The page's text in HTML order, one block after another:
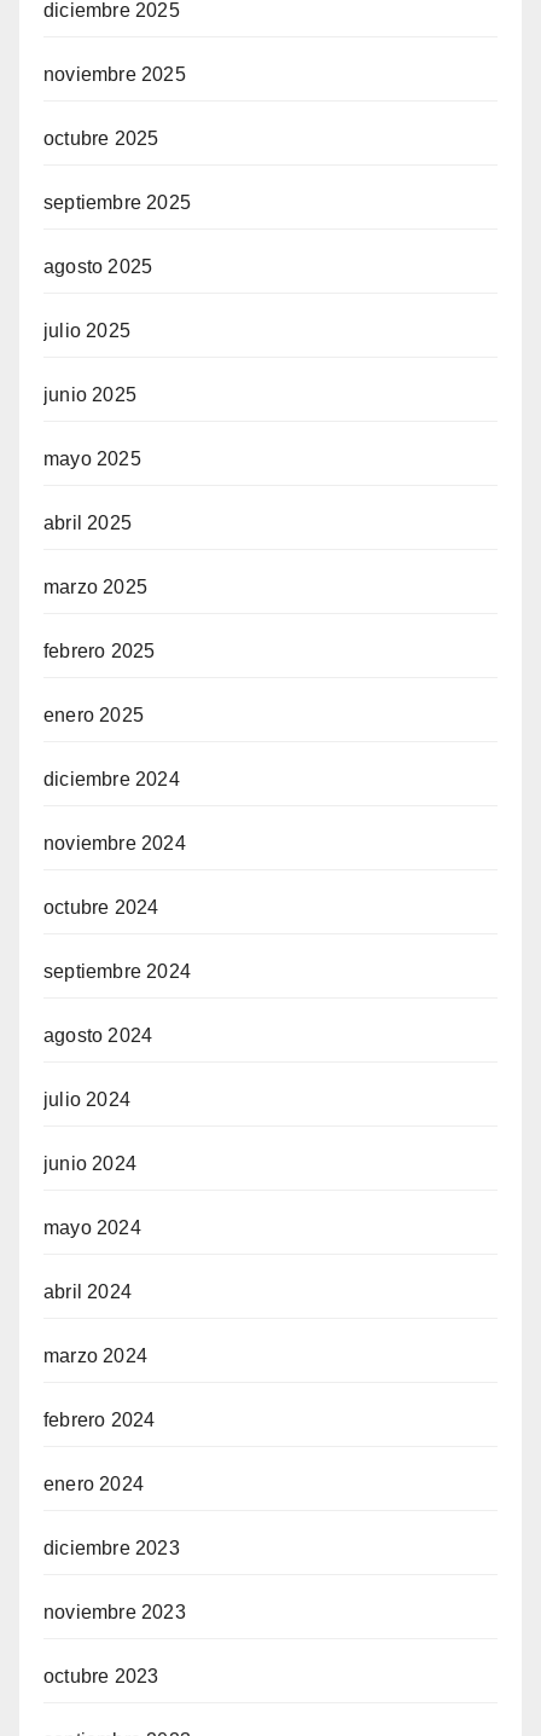
diciembre 2025
noviembre 2025
octubre 2025
septiembre 2025
agosto 2025
julio 2025
junio 2025
mayo 2025
abril 2025
marzo 2025
febrero 2025
enero 2025
diciembre 2024
noviembre 2024
octubre 2024
septiembre 2024
agosto 2024
julio 2024
junio 2024
mayo 2024
abril 2024
marzo 2024
febrero 2024
enero 2024
diciembre 2023
noviembre 2023
octubre 2023